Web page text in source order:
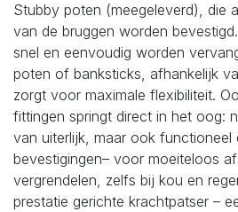
Stubby poten (meegeleverd), die
van de bruggen worden
snel en eenvoudig worden
poten of banksticks, afhankelijk
zorgt voor maximale flexibiliteit.
fittingen springt direct in het oog:
van uiterlijk, maar ook functioneel
bevestigingen– voor moeiteloos
vergrendelen, zelfs bij kou en
prestatie gerichte krachtpatser –